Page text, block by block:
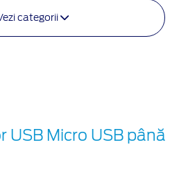
categorii
USB Micro USB până